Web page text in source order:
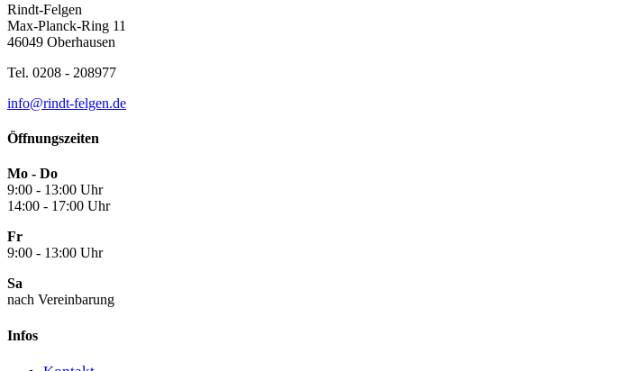
Rindt-Felgen
Max-Planck-Ring 11
46049 Oberhausen
Tel. 0208 - 208977
info@rindt-felgen.de
Öffnungszeiten
Mo - Do
9:00 - 13:00 Uhr
14:00 - 17:00 Uhr
Fr
9:00 - 13:00 Uhr
Sa
nach Vereinbarung
Infos